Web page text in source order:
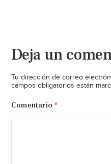
Deja un
Tu dirección de correo
campos obligatorios están
Comentario *